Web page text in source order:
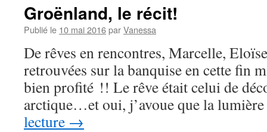
Groënland, le récit!
Publié le 10 mai 2016parVanessa
De rêves en rencontres, Marcelle,
retrouvées sur la banquise en cette fin
bien profité !! Le rêve était celui de
arctique…et oui, j’avoue que la
lecture →